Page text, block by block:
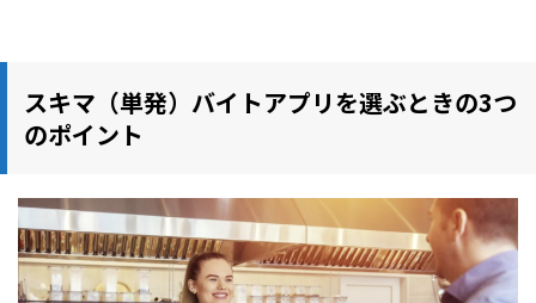
スキマ（単発）バイトアプリを選ぶときの3つ
のポイント